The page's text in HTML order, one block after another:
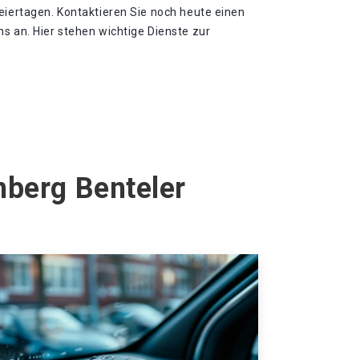
Kontaktieren Sie noch heute einen
an. Hier stehen wichtige Dienste zur
Benteler